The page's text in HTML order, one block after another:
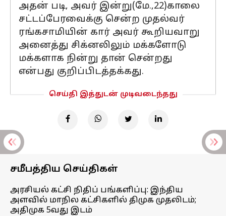
அதன் படி, அவர் இன்று(மே.,22)காலை
சட்டப்பேரவைக்கு சென்ற முதல்வர்
ரங்கசாமியின் கார் அவர் கூறியவாறு
அனைத்து சிக்னலிலும் மக்களோடு
மக்களாக நின்று தான் சென்றது
என்பது குறிப்பிடத்தக்கது.
செய்தி இத்துடன் முடிவடைந்தது
சமீபத்திய செய்திகள்
அரசியல் கட்சி நிதிப் பங்களிப்பு: இந்திய
அளவில் மாநில கட்சிகளில் திமுக முதலிடம்;
அதிமுக 5வது இடம்